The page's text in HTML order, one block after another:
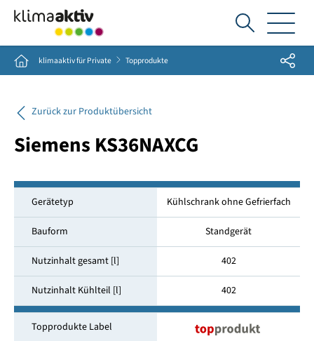
Ich
suche...
Home klimaaktiv für Private Topprodukte Share
Zurück zur Produktübersicht
Siemens KS36NAXCG
Gerätetyp Kühlschrank ohne Gefrierfach
Bauform Standgerät
Nutzinhalt gesamt [l] 402
Nutzinhalt Kühlteil [l] 402
Topprodukte Label